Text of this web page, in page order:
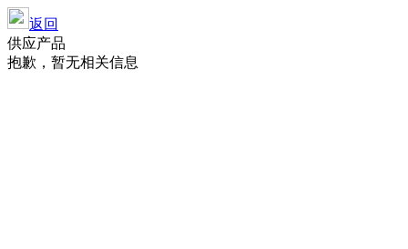
返回
供应产品
抱歉，暂无相关信息